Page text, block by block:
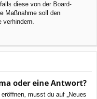
diese von der Board-
Maßnahme soll den
verhindern.
oder eine Antwort?
musst du auf „Neues